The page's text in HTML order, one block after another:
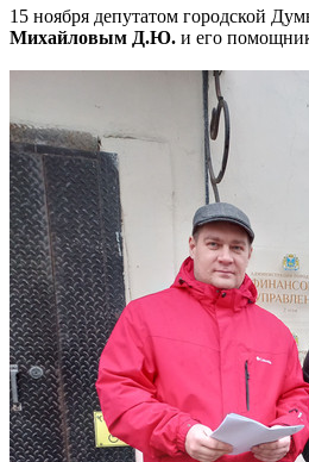
15 ноября депутатом городской
Михайловым Д.Ю. и его